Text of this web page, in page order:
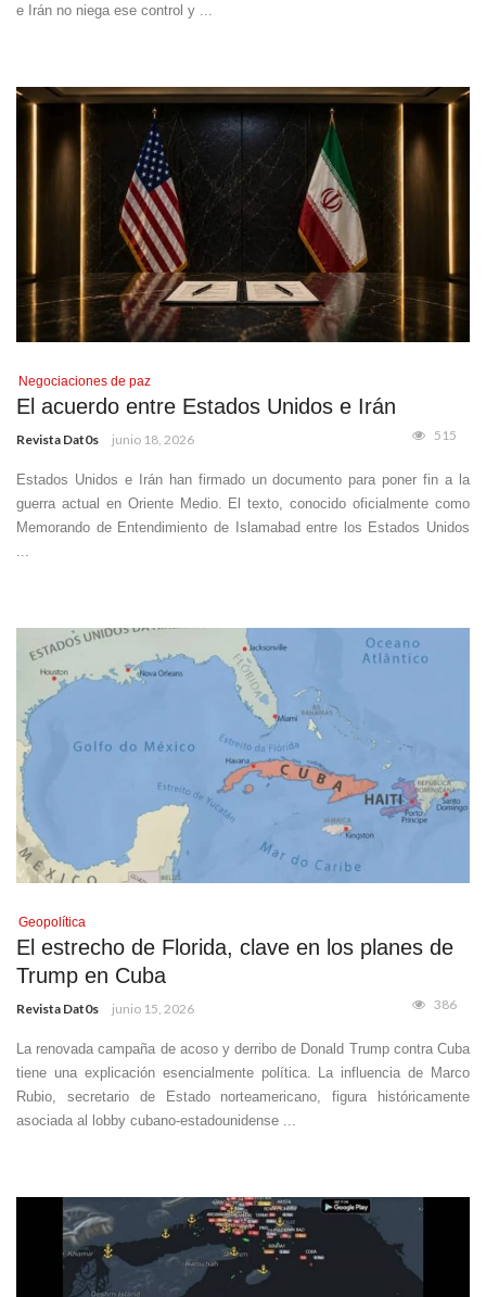
e Irán no niega ese control y ...
Negociaciones de paz
El acuerdo entre Estados Unidos e Irán
Revista Dat0s junio 18, 2026 515
Estados Unidos e Irán han firmado un documento para poner fin a la
guerra actual en Oriente Medio. El texto, conocido oficialmente como
Memorando de Entendimiento de Islamabad entre los Estados Unidos
...
Geopolítica
El estrecho de Florida, clave en los planes de
Trump en Cuba
Revista Dat0s junio 15, 2026 386
La renovada campaña de acoso y derribo de Donald Trump contra Cuba
tiene una explicación esencialmente política. La influencia de Marco
Rubio, secretario de Estado norteamericano, figura históricamente
asociada al lobby cubano-estadounidense ...